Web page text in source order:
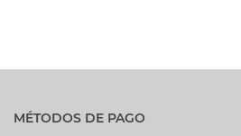
MÉTODOS DE PAGO